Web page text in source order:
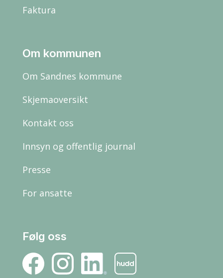
Faktura
Om kommunen
Om Sandnes kommune
Skjemaoversikt
Kontakt oss
Innsyn og offentlig journal
Presse
For ansatte
Følg oss